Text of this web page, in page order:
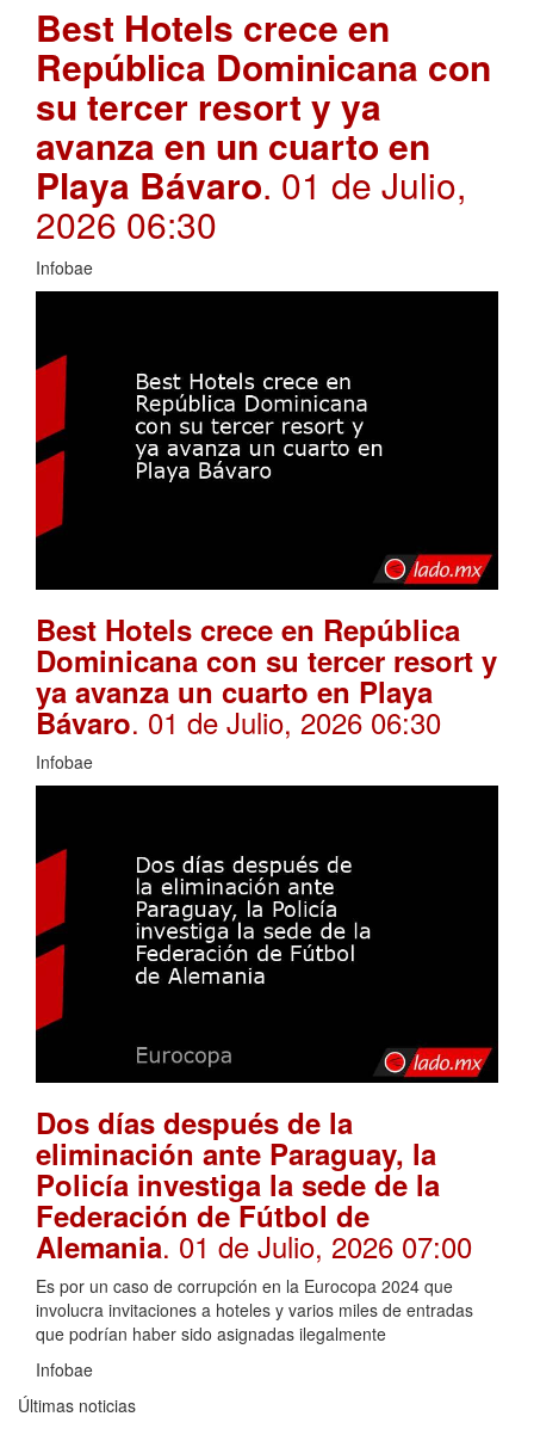
Best Hotels crece en
República Dominicana con
su tercer resort y ya
avanza en un cuarto en
Playa Bávaro. 01 de Julio,
2026 06:30
Infobae
Best Hotels crece en República
Dominicana con su tercer resort y
ya avanza un cuarto en Playa
Bávaro. 01 de Julio, 2026 06:30
Infobae
Dos días después de la
eliminación ante Paraguay, la
Policía investiga la sede de la
Federación de Fútbol de
Alemania. 01 de Julio, 2026 07:00
Es por un caso de corrupción en la Eurocopa 2024 que
involucra invitaciones a hoteles y varios miles de entradas
que podrían haber sido asignadas ilegalmente
Infobae
Últimas noticias